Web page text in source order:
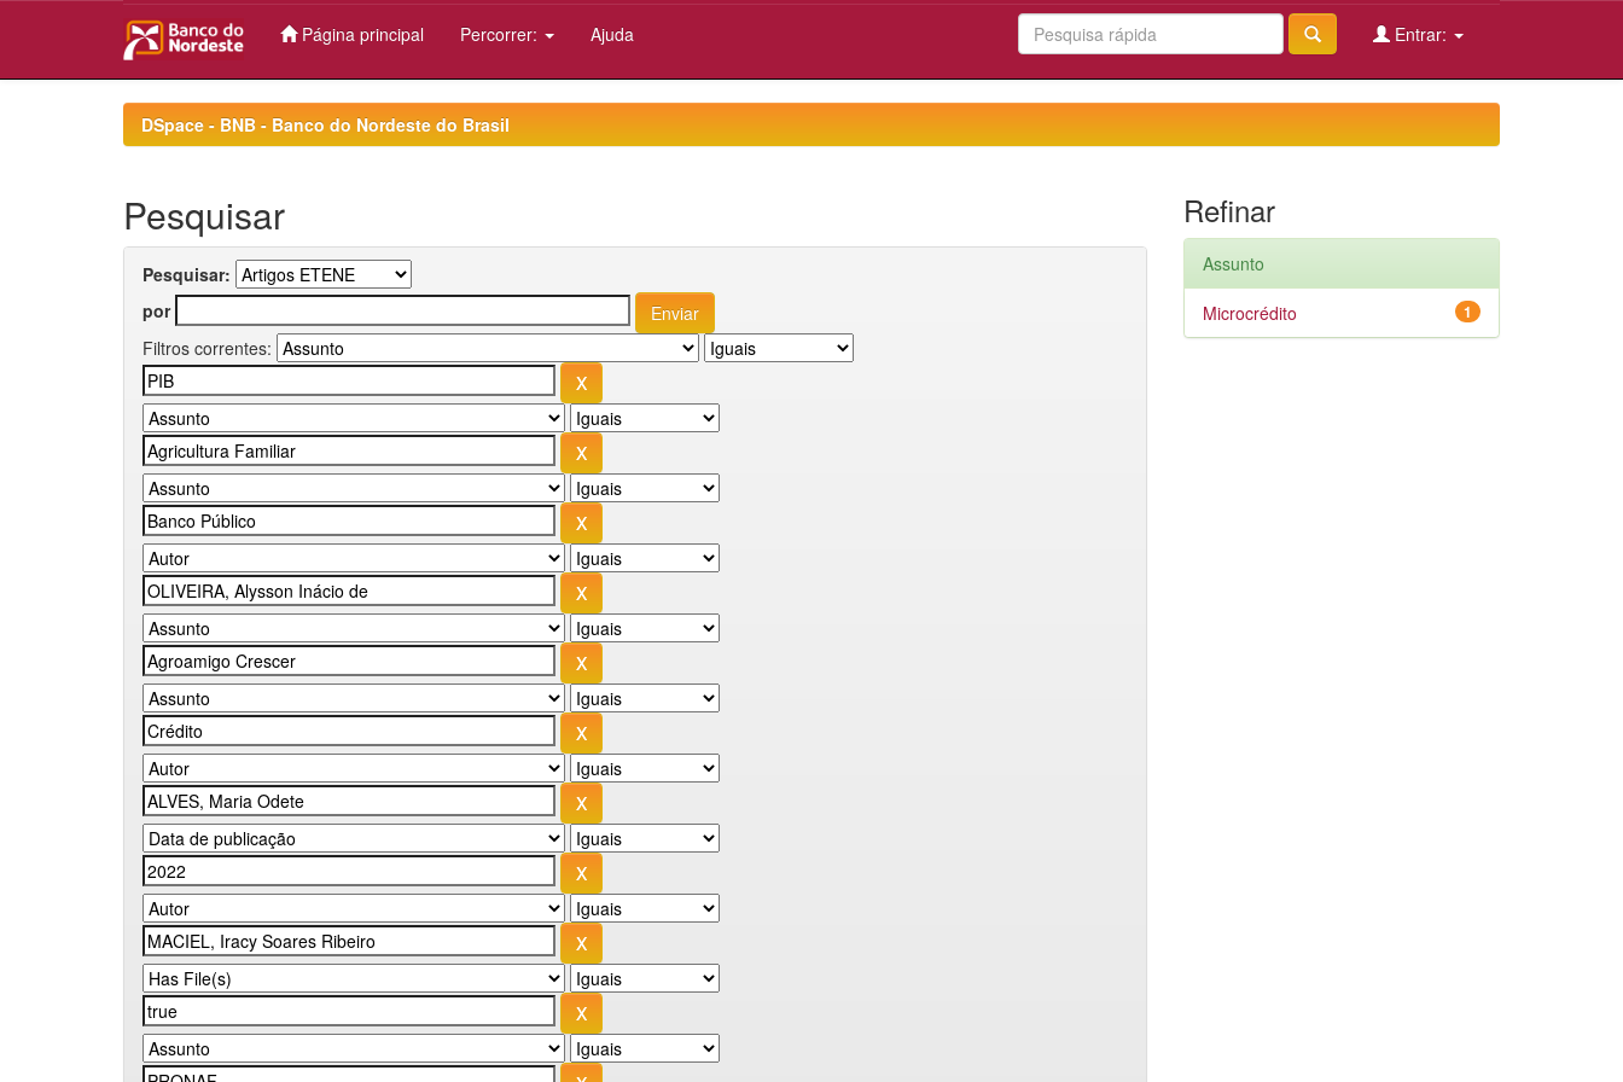
Página principal Percorrer: Ajuda Entrar:
DSpace - BNB - Banco do Nordeste do Brasil
Pesquisar
Pesquisar:
por
Filtros correntes:
Refinar
Assunto
1
Microcrédito